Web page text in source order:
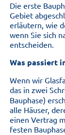
Die erste
Gebiet
erläutern, wie
wenn Sie sich
entscheiden.
Was passiert
Wenn wir
das in zwei
Bauphase)
alle Häuser,
einen Vertrag
festen